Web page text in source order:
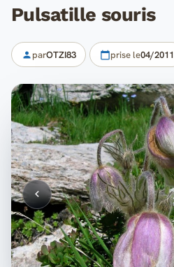
Pulsatille souris
parOTZI83 prise le04/2011